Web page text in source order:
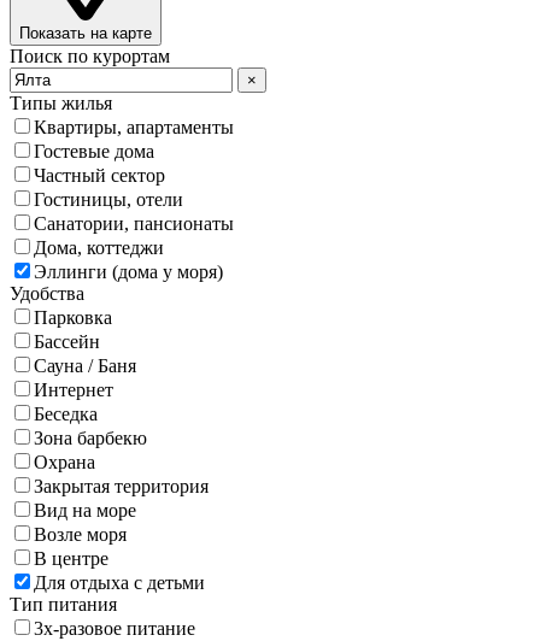
Показать на карте
Поиск по курортам
×
Типы жилья
Квартиры, апартаменты
Гостевые дома
Частный сектор
Гостиницы, отели
Санатории, пансионаты
Дома, коттеджи
Эллинги (дома у моря)
Удобства
Парковка
Бассейн
Сауна / Баня
Интернет
Беседка
Зона барбекю
Охрана
Закрытая территория
Вид на море
Возле моря
В центре
Для отдыха с детьми
Тип питания
3х-разовое питание